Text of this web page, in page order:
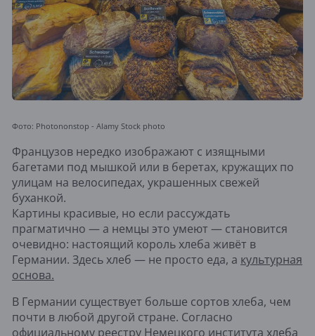
Фото: Photononstop - Alamy Stock photo
Французов нередко изображают с изящными
багетами под мышкой или в беретах, кружащих по
улицам на велосипедах, украшенных свежей
буханкой.
Картины красивые, но если рассуждать
прагматично — а немцы это умеют — становится
очевидно: настоящий король хлеба живёт в
Германии. Здесь хлеб — не просто еда, а культурная
основа.
В Германии существует больше сортов хлеба, чем
почти в любой другой стране. Согласно
официальному реестру Немецкого института хлеба